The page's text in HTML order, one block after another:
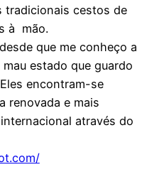
tradicionais cestos de
à mão.
que me conheço a
estado que guardo
encontram-se
renovada e mais
através do